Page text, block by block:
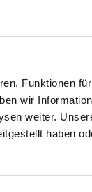
Funktionen
wir
weiter.
haben